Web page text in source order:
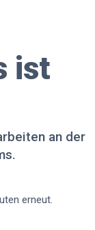
ist
an der
erneut.